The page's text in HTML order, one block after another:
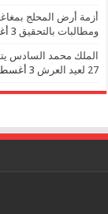
أزمة أرض المحلج
ومطالبات بالتحقيق 3 أغسطس، 2026
الملك محمد السادس
27 لعيد العرش
3 أغسطس، 2026